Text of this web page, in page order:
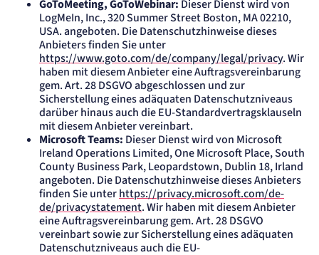
GoToMeeting, GoToWebinar: Dieser Dienst wird von
LogMeIn, Inc., 320 Summer Street Boston, MA 02210,
USA. angeboten. Die Datenschutzhinweise dieses
Anbieters finden Sie unter
https://www.goto.com/de/company/legal/privacy. Wir
haben mit diesem Anbieter eine Auftragsvereinbarung
gem. Art. 28 DSGVO abgeschlossen und zur
Sicherstellung eines adäquaten Datenschutzniveaus
darüber hinaus auch die EU-Standardvertragsklauseln
mit diesem Anbieter vereinbart.
Microsoft Teams: Dieser Dienst wird von Microsoft
Ireland Operations Limited, One Microsoft Place, South
County Business Park, Leopardstown, Dublin 18, Irland
angeboten. Die Datenschutzhinweise dieses Anbieters
finden Sie unterhttps://privacy.microsoft.com/de-
de/privacystatement. Wir haben mit diesem Anbieter
eine Auftragsvereinbarung gem. Art. 28 DSGVO
vereinbart sowie zur Sicherstellung eines adäquaten
Datenschutzniveaus auch die EU-